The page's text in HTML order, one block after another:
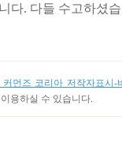
다. 다들 수고하셨
커먼즈 코리아 저작자표시-
용하실 수 있습니다.